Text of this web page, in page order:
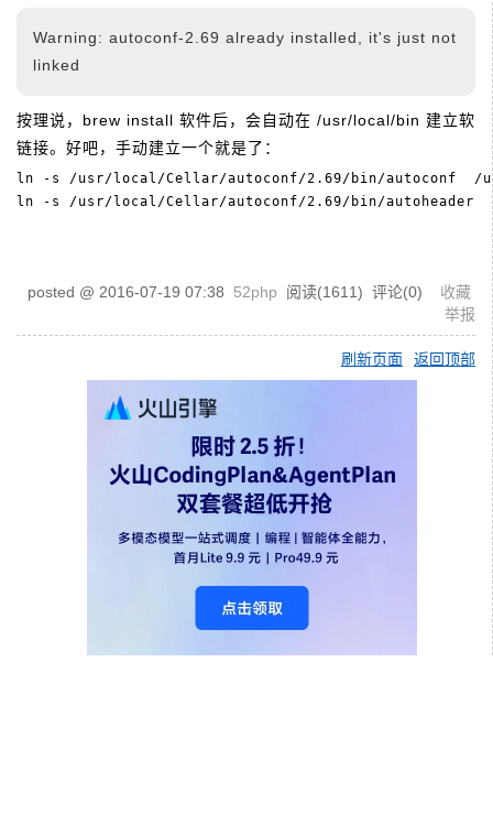
Warning: autoconf-2.69 already installed, it's just not
linked
按理说，brew install 软件后，会自动在 /usr/local/bin 建立软
链接。好吧，手动建立一个就是了：
ln -s /usr/local/Cellar/autoconf/2.69/bin/autoconf  /
posted @ 2016-07-19 07:38 52php 阅读(1611) 评论(0) 收藏
举报
刷新页面 返回顶部